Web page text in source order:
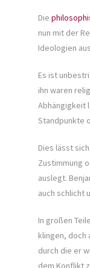
Die
nun mit der
Ideologien
Es ist
ihn waren
Abhängigkeit
Standpunkte
Dies lässt
Zustimmung
auslegt.
auch schlicht
In großen
klingen, doch
durch die er
dem Konflikt